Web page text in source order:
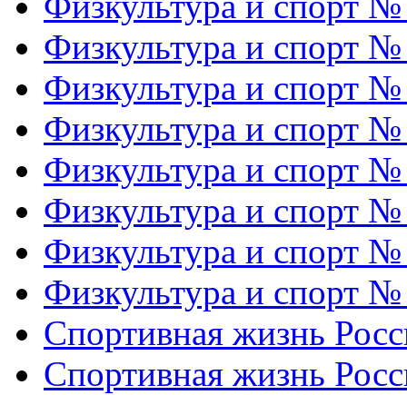
Физкультура и спорт
Физкультура и спорт
Физкультура и спорт
Физкультура и спорт
Физкультура и спорт
Физкультура и спорт
Физкультура и спорт
Спортивная жизнь
Спортивная жизнь